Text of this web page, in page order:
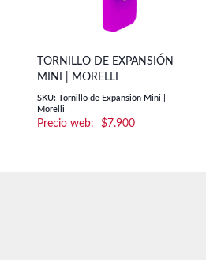
TORNILLO DE EXPANSIÓN
MINI | MORELLI
SKU: Tornillo de Expansión Mini |
Morelli
$7.900